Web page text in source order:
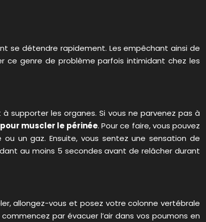
se détendre rapidement. Les empêchant ainsi de
ce genre de problème parfois intimidant chez les
supporter les organes. Si vous ne parvenez pas à
muscler le périnée. Pour ce faire, vous pouvez
un gaz. Ensuite, vous sentez une sensation de
au moins 5 secondes avant de relâcher durant
allongez-vous et posez votre colonne vertébrale
par évacuer l’air dans vos poumons en